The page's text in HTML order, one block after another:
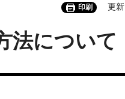
印刷 更
法について